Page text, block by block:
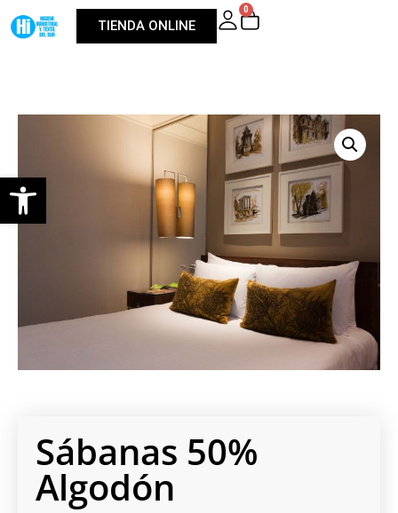
Abrir barra de herramientas
TIENDA ONLINE
0
Sábanas 50%
Algodón